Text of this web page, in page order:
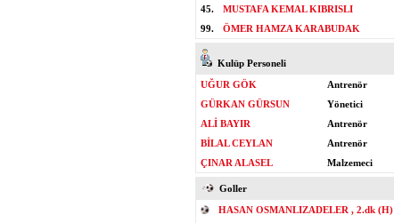
45.
MUSTAFA KEMAL KIBRISLI
99.
ÖMER HAMZA KARABUDAK
Kulüp Personeli
UĞUR GÖK
Antrenör
GÜRKAN GÜRSUN
Yönetici
ALİ BAYIR
Antrenör
BİLAL CEYLAN
Antrenör
ÇINAR ALASEL
Malzemeci
Goller
HASAN OSMANLIZADELER , 2.dk (H)